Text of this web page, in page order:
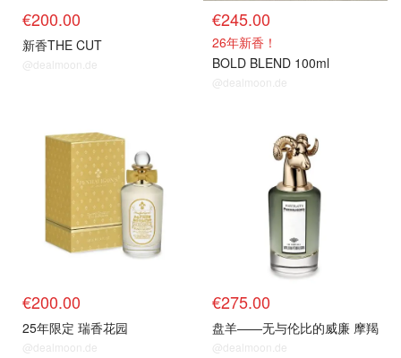
€200.00
新香THE CUT
@dealmoon.de
€245.00
26年新香！
BOLD BLEND 100ml
@dealmoon.de
€200.00
25年限定 瑞香花园
@dealmoon.de
€275.00
盘羊——无与伦比的威廉 摩羯
@dealmoon.de